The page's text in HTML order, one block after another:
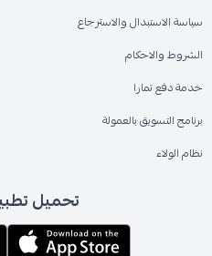
سياسة الاستبدال والاسترجاع
الشروط والاحكام
خدمة دفع تمارا
برنامج التسويق بالعمولة
نظام الولاء
تحميل